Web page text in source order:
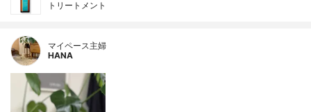
トリートメント
マイペース主婦
HANA